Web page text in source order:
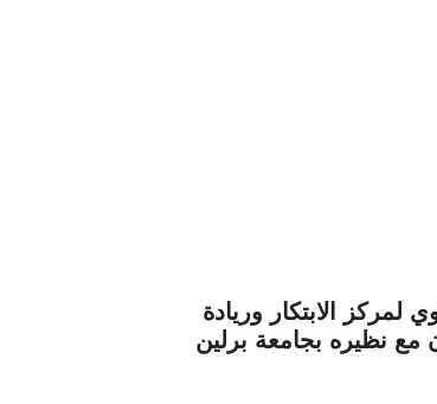
لمركز الابتكار وريادة
مع نظيره بجامعة برلين